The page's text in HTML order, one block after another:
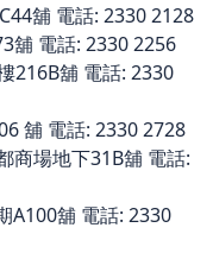
舖 電話: 2330 2128
舖 電話: 2330 2256
216B舖 電話: 2330
舖 電話: 2330 2728
商場地下31B舖 電話:
A100舖 電話: 2330